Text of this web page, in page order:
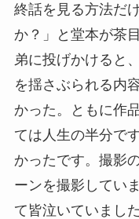
終話を見る方法だ
か？」と堂本が茶
弟に投げかけると
を揺さぶられる内
かった。ともに作
ては人生の半分で
かったです。撮影
ーンを撮影してい
て皆泣いていまし